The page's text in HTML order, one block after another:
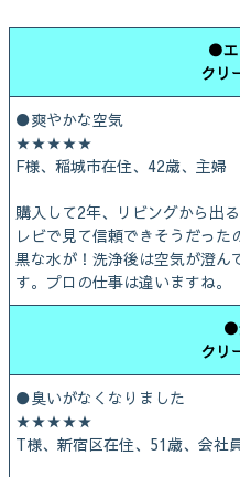
●エ
クリ
●爽やかな空気
★★★★★
F様、稲城市在住、42歳、主婦
購入して2年、リビングから出
レビで見て信頼できそうだっ
黒な水が！洗浄後は空気が澄ん
す。プロの仕事は違いますね。
●
クリ
●臭いがなくなりました
★★★★★
T様、新宿区在住、51歳、会社